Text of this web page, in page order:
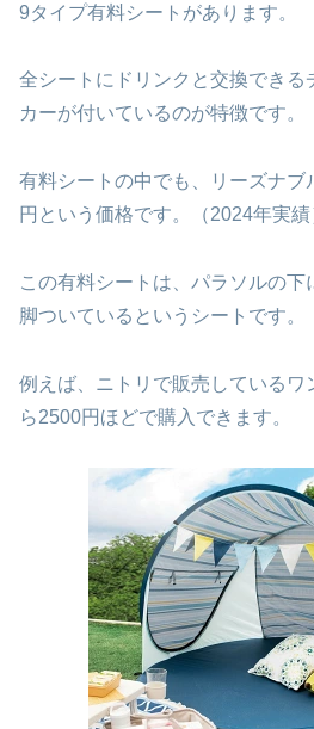
9タイプ有料シートがあります。
全シートにドリンクと交換できる
カーが付いているのが特徴です。
有料シートの中でも、リーズナ
円という価格です。（2024年実績
この有料シートは、パラソルの
脚ついているというシートです。
例えば、ニトリで販売しているワ
ら2500円ほどで購入できます。